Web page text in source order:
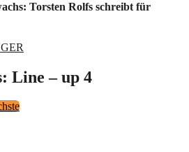
Torsten Rolfs schreibt für
Line – up 4